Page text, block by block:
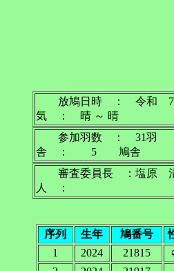
放鳩日時 ： 令
気 ： 晴 ～ 晴
参加羽数 ： 31
舎 ： 5 鳩舎
審査委員長 ：
人 ：
序列 生年 鳩番号
1
2024 21815